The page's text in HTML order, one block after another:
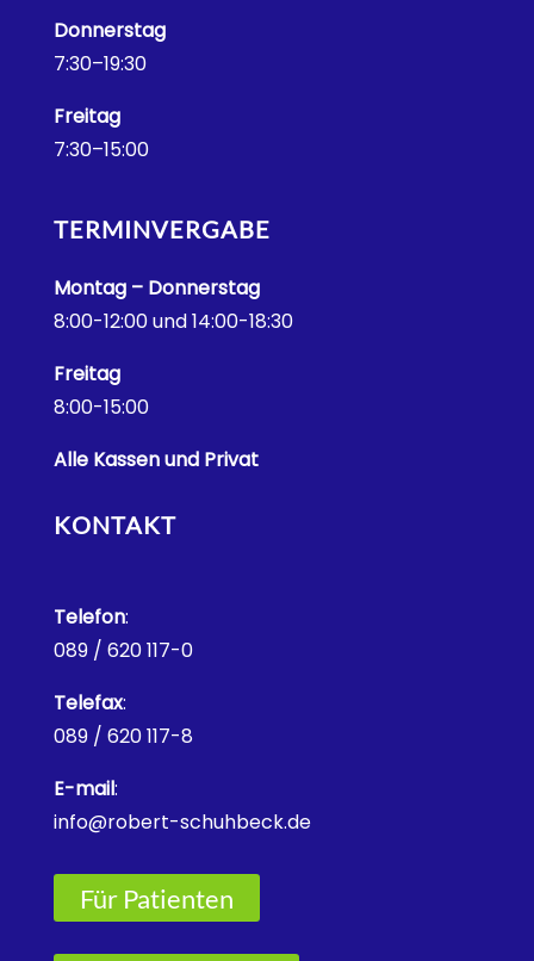
Donnerstag
7:30–19:30
Freitag
7:30–15:00
TERMINVERGABE
Montag – Donnerstag
8:00-12:00 und 14:00-18:30
Freitag
8:00-15:00
Alle Kassen und Privat
KONTAKT
Telefon:
089 / 620 117-0
Telefax:
089 / 620 117-8
E-mail:
info@robert-schuhbeck.de
Für Patienten